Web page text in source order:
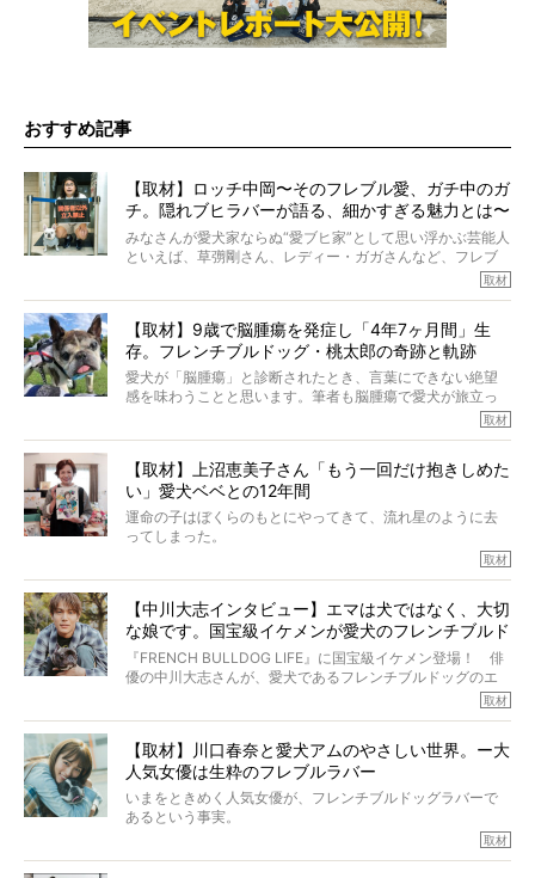
おすすめ記事
【取材】ロッチ中岡〜そのフレブル愛、ガチ中のガ
チ。隠れブヒラバーが語る、細かすぎる魅力とは〜
【前編】
みなさんが愛犬家ならぬ“愛ブヒ家”として思い浮かぶ芸能人
といえば、草彅剛さん、レディー・ガガさんなど、フレブ
ルを飼っている方が多いと思います。が、ロッチ中岡さん
も、じつは大のフレブルラバーだというのをご存知です
んのインスタグラムを覗くと、たくさんのフレブルアカウ
ントがフォローされていて、わが『FRENCH BULLDOG
LIFE』モデルのnicoやトーラスも、その中の一頭。
そんな中岡さんに、フレブルの魅力を語っていただきまし
た。そのブヒ愛っぷりは、思ってた以上！ ガチ中のガチ
取材
【取材】9歳で脳腫瘍を発症し「4年7ヶ月間」生
存。フレンチブルドッグ・桃太郎の奇跡と軌跡
愛犬が「脳腫瘍」と診断されたとき、言葉にできない絶望
感を味わうことと思います。筆者も脳腫瘍で愛犬が旅立っ
たひとり。だからこそ、どれほど厄介で困難な病気かを理
解をしているつもりです。「発症から1年生存すれば素晴ら
ところが、フレンチブルドッグの桃太郎は9歳で脳腫瘍を発
症し、なんと4年7ヶ月間も生き抜いたのです。旅立ったと
きの年齢は13歳と11ヶ月、レジェンド級のレジェンドでし
た。さらには、治療後3年間は一度も発作が起きなかったと
いいます。
この事実はフレンチブルドッグだけでなく、脳腫瘍と闘う
多くの犬たちに勇気と希望を与えるに違いありません。桃
太郎のオーナーである佐藤さんご夫婦に、治療の選択やケ
アについて詳しくお話しをうかがいました。
取材
【取材】上沼恵美子さん「もう一回だけ抱きしめた
い」愛犬ベベとの12年間
運命の子はぼくらのもとにやってきて、流れ星のように去
ってしまった。
けれども、ぼくらはそのことについて考えたいし、泣き出
り添いたいと思う。
その悲しみをいますぐ解消することはできないが、話をき
いて、泣いたり笑ったりするのもいいだろう。
こんな子だった、こんなにいい子だった、ほんとうに愛し
ていたと。
ぼくらは上沼恵美子さんのご自宅へ伺って、お話をきこう
と思った。
取材
【中川大志インタビュー】エマは犬ではなく、大切
な娘です。国宝級イケメンが愛犬のフレンチブルド
ッグと一緒に登場
『FRENCH BULLDOG LIFE』に国宝級イケメン登場！ 俳
優の中川大志さんが、愛犬であるフレンチブルドッグのエ
マちゃん（2歳の女の子）にメロメロとの情報を聞きつけ、
中川さんを直撃。そのフレブル愛をたっぷり語っていただ
カエピソードが次から次へと飛び出しました。
取材
【取材】川口春奈と愛犬アムのやさしい世界。ー大
人気女優は生粋のフレブルラバー
いまをときめく人気女優が、フレンチブルドッグラバーで
あるという事実。
取材